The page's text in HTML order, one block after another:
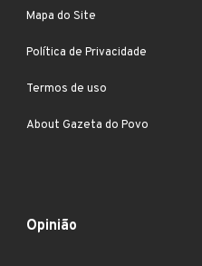
Mapa do Site
Política de Privacidade
Termos de uso
About Gazeta do Povo
Opinião